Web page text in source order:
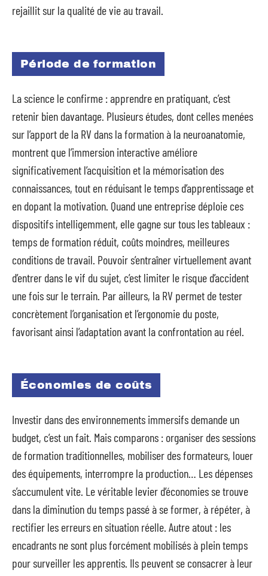
rejaillit sur la qualité de vie au travail.
Période de formation
La science le confirme : apprendre en pratiquant, c’est
retenir bien davantage. Plusieurs études, dont celles menées
sur l’apport de la RV dans la formation à la neuroanatomie,
montrent que l’immersion interactive améliore
significativement l’acquisition et la mémorisation des
connaissances, tout en réduisant le temps d’apprentissage et
en dopant la motivation. Quand une entreprise déploie ces
dispositifs intelligemment, elle gagne sur tous les tableaux :
temps de formation réduit, coûts moindres, meilleures
conditions de travail. Pouvoir s’entraîner virtuellement avant
d’entrer dans le vif du sujet, c’est limiter le risque d’accident
une fois sur le terrain. Par ailleurs, la RV permet de tester
concrètement l’organisation et l’ergonomie du poste,
favorisant ainsi l’adaptation avant la confrontation au réel.
Économies de coûts
Investir dans des environnements immersifs demande un
budget, c’est un fait. Mais comparons : organiser des sessions
de formation traditionnelles, mobiliser des formateurs, louer
des équipements, interrompre la production… Les dépenses
s’accumulent vite. Le véritable levier d’économies se trouve
dans la diminution du temps passé à se former, à répéter, à
rectifier les erreurs en situation réelle. Autre atout : les
encadrants ne sont plus forcément mobilisés à plein temps
pour surveiller les apprentis. Ils peuvent se consacrer à leur